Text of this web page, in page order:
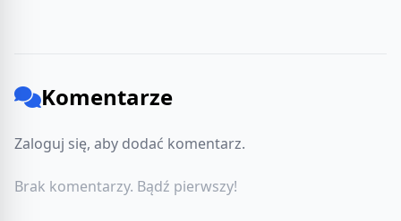
Komentarze
Zaloguj się, aby dodać komentarz.
Brak komentarzy. Bądź pierwszy!